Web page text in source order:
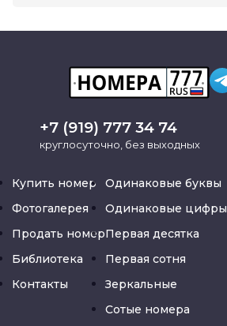
+7 (919) 777 34 74
круглосуточно, без выходных
Купить номер
Фотогалерея
Продать номер
Библиотека
Контакты
Одинаковые буквы
Одинаковые цифры
Первая десятка
Первая сотня
Зеркальные
Сотые номера